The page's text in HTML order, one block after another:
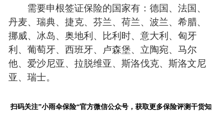
需要申根签证保险的国家有：德国、法国、
丹麦、瑞典、捷克、芬兰、荷兰、波兰、希腊、
挪威、冰岛、奥地利、比利时、意大利、匈牙
利、葡萄牙、西班牙、卢森堡、立陶宛、马尔
他、爱沙尼亚、拉脱维亚、斯洛伐克、斯洛文尼
亚、瑞士。
扫码关注”小雨伞保险“官方微信公众号，获取更多保险评测干货知